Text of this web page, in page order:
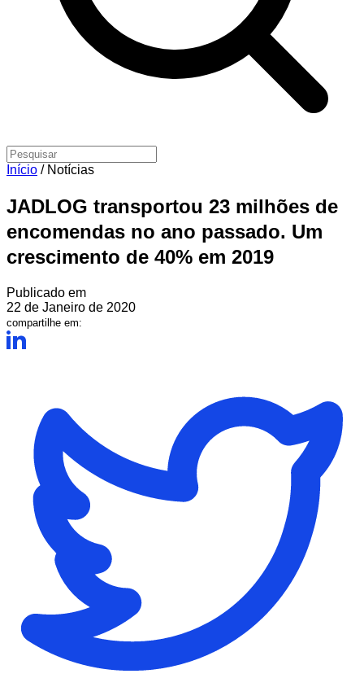
Início / Notícias
JADLOG transportou 23 milhões de
encomendas no ano passado. Um
crescimento de 40% em 2019
Publicado em
22 de Janeiro de 2020
compartilhe em: